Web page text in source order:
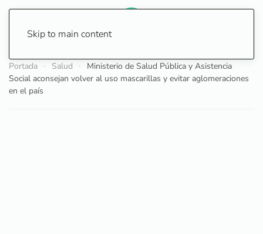
Skip to main content
Portada Salud
Ministerio de Salud Pública y Asistencia
Social aconsejan volver al uso mascarillas y evitar aglomeraciones
en el país